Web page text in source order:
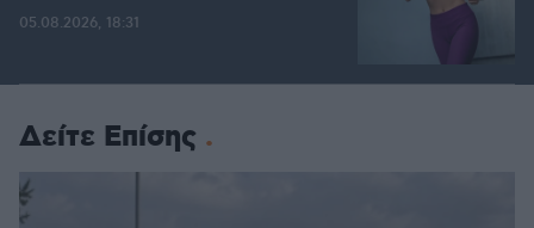
05.08.2026, 18:31
Δείτε Επίσης